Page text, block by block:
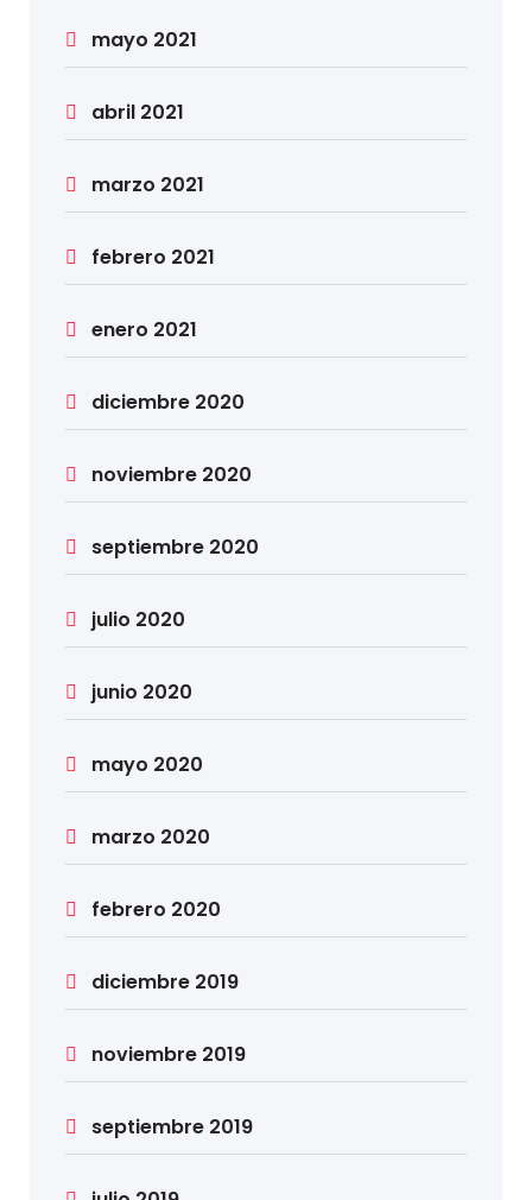
mayo 2021
abril 2021
marzo 2021
febrero 2021
enero 2021
diciembre 2020
noviembre 2020
septiembre 2020
julio 2020
junio 2020
mayo 2020
marzo 2020
febrero 2020
diciembre 2019
noviembre 2019
septiembre 2019